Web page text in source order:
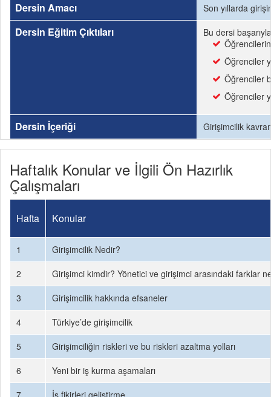
Dersin Amacı Son yıllarda
Dersin Eğitim Çıktıları
Bu dersi
Öğrenciler
Öğrenciler
Öğrenciler
Dersin İçeriği Girişimcilik
Haftalık Konular ve İlgili Ön Hazırlık
Çalışmaları
Hafta Konular
1
Girişimcilik Nedir?
2
Girişimci kimdir? Yönetici ve girişimci arasındaki farklar
3
Girişimcilik hakkında efsaneler
4
Türkiye’de girişimcilik
5
Girişimciliğin riskleri ve bu riskleri azaltma yolları
6
Yeni bir iş kurma aşamaları
7
İş fikirleri geliştirme